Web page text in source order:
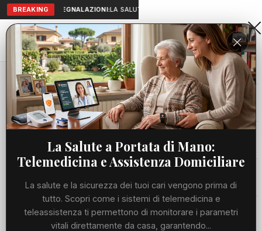
BREAKING SEGNALAZIONI:LA SALUTE A PORTATA DI MANO:
Aranova • NET
PORTALE UTILE AL TERRITORIO
Home
Cronaca
Viabilità
Utilità
Meteo
La Salute a Portata di Mano:
Telemedicina e Assistenza Domiciliare
La salute e la sicurezza dei tuoi cari vengono prima di
tutto. Scopri come i sistemi di telemedicina e
teleassistenza ti permettono di monitorare i parametri
vitali direttamente da casa, garantendo...